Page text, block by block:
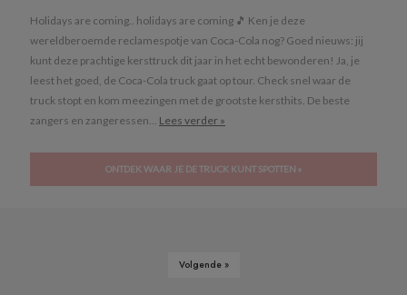
Holidays are coming.. holidays are coming 🎵 Ken je deze
wereldberoemde reclamespotje van Coca-Cola nog? Goed nieuws: jij
kunt deze prachtige kersttruck dit jaar in het echt bewonderen! Ja, je
leest het goed, de Coca-Cola truck gaat op tour. Check snel waar de
truck stopt en kom meezingen met de grootste kersthits. De beste
zangers en zangeressen... Lees verder »
ONTDEK WAAR JE DE TRUCK KUNT SPOTTEN »
Volgende »